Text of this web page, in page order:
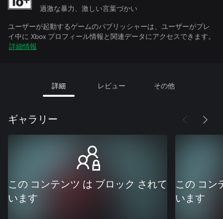
過激な暴力、激しい言葉づかい
ユーザーが起動するゲームのパブリッシャーは、ユーザーがプレ
イ中に Xbox プロフィール情報と関連データにアクセスできます。
詳細情報
詳細 レビュー その他
ギャラリー
この コンテンツ は ブロック されて
います
この コン
います